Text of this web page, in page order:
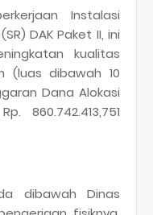
Instalasi
DAK Paket II, ini
kualitas
(luas dibawah 10
Dana Alokasi
860.742.413,751
dibawah Dinas